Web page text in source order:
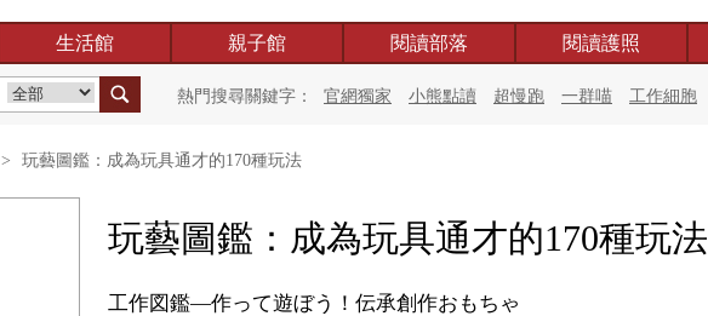
生活館 親子館 閱讀部落 閱讀護照
熱門搜尋關鍵字： 官網獨家 小熊點讀 超慢跑 一群喵 工作細胞
> 玩藝圖鑑：成為玩具通才的170種玩法
玩藝圖鑑：成為玩具通才的170種玩法
工作図鑑―作って遊ぼう！伝承創作おもちゃ